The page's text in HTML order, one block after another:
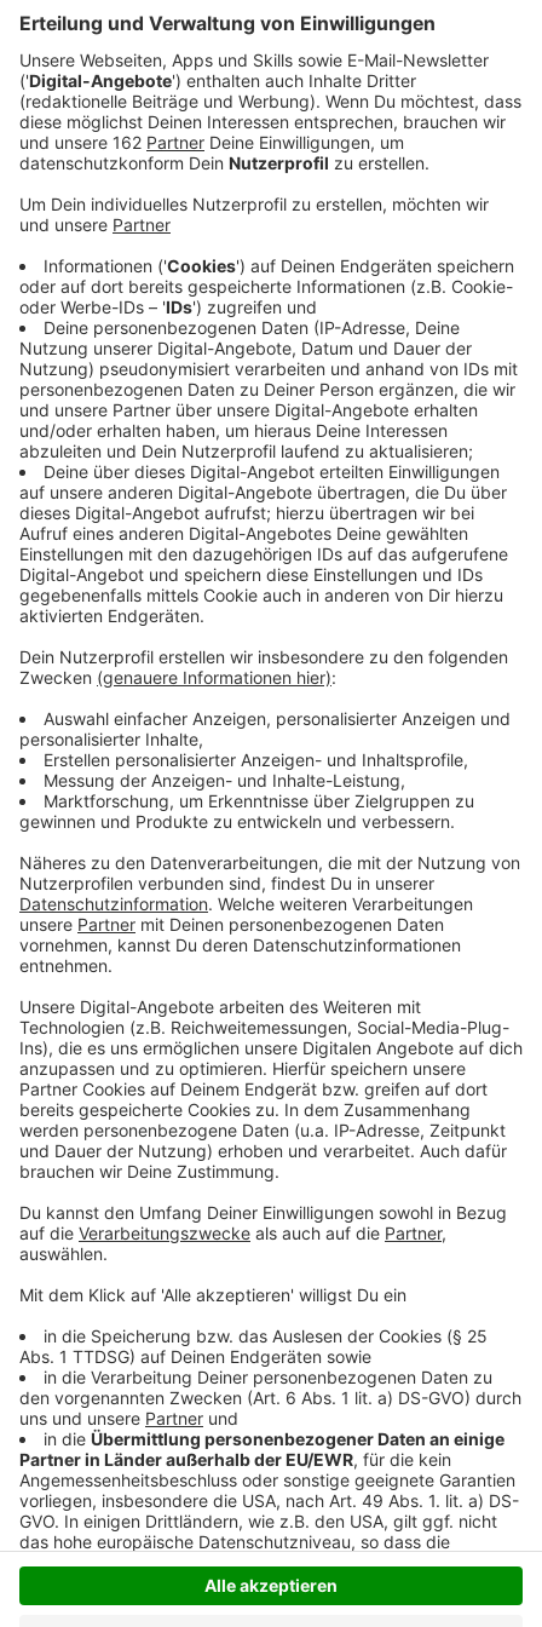
Anzeige
Studierende nach ihrem Abschluss in der Region
zu halten und so dem Fachkräftemangel
entgegenzuwirken.
Veröffentlicht:Mittwoch, 29.10.2025 14:42
Anzeige
In Kamp-Lintfort geht heute das Projekt STAY2GROW
an den Start. Es soll helfen, internationale Studierende
nach ihrem Abschluss in der Region zu halten und so
dem Fachkräftemangel entgegenzuwirken. Gefördert
wird das Projekt vom Bundesministerium für
Wirtschaft und Energie. Viele Absolventen der
Hochschule Rhein-Waal verlassen bisher die wir4-
Städte Moers, Kamp-Lintfort, Neukirchen-Vluyn und
Rheinberg. STAY2GROW will das ändern, indem
Unternehmen, Hochschulen und Kommunen enger
zusammenarbeiten und neue Wege der Integration
finden.
Anzeige
Auftaktforum zeigt erste Ideen und
Ergebnisse
Anzeige
Beim Auftaktforum im Schirrhof werden morgen erste
Ergebnisse und Ideen vorgestellt. Vertreterinnen und
Vertreter aus Wirtschaft, Hochschule, Kultur und
stärker in der Region verwurzelt werden können. In
kleinen Gruppen sollen außerdem Vorschläge
gesammelt werden, wie Firmen bei der Beschäftigung
unterstützt und Studierende besser vernetzt werden
können. Beate Träm von der wir4-Agentur betont, dass
der Erfolg des Projekts davon abhängt, wie gut alle
vielfältige Region.
Anzeige